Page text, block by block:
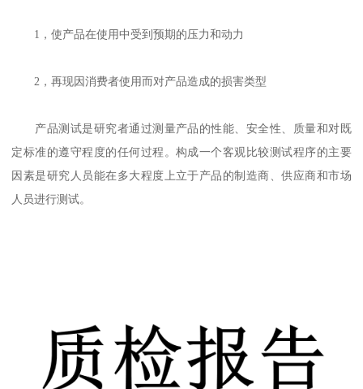
1，使产品在使用中受到预期的压力和动力
2，再现因消费者使用而对产品造成的损害类型
产品测试是研究者通过测量产品的性能、安全性、质量和对既
定标准的遵守程度的任何过程。构成一个客观比较测试程序的主要
因素是研究人员能在多大程度上立于产品的制造商、供应商和市场
人员进行测试。